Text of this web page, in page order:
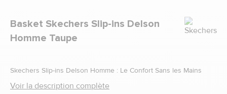
Basket Skechers Slip-ins Delson
Homme Taupe
Marque
Skechers Slip-ins Delson Homme : Le Confort Sans les Mains
Voir la description complète